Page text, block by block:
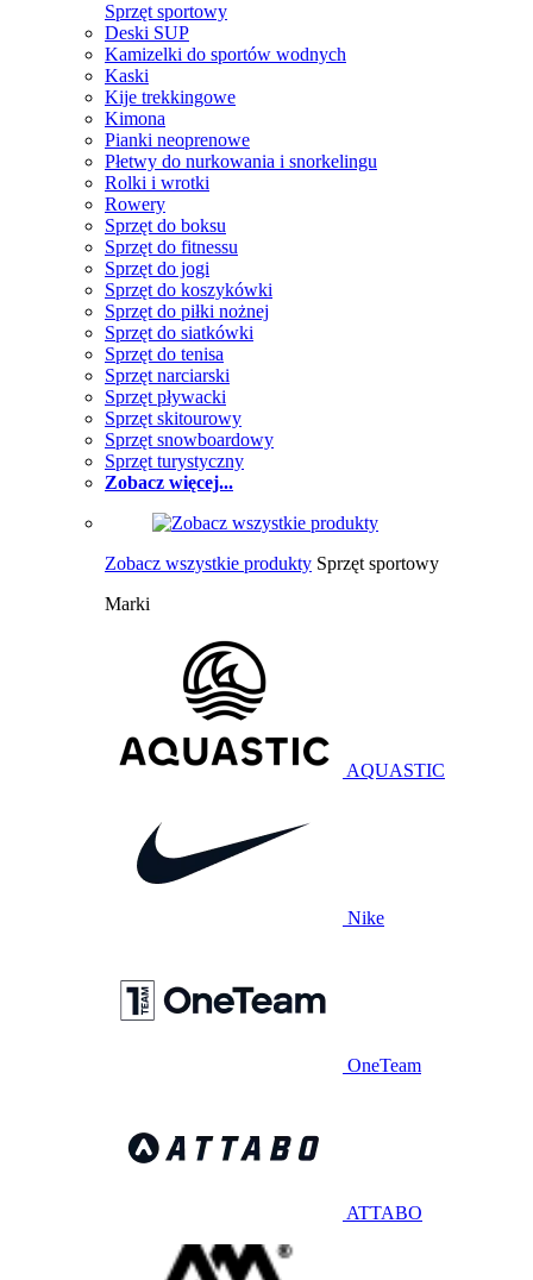
Sprzęt sportowy
Deski SUP
Kamizelki do sportów wodnych
Kaski
Kije trekkingowe
Kimona
Pianki neoprenowe
Płetwy do nurkowania i snorkelingu
Rolki i wrotki
Rowery
Sprzęt do boksu
Sprzęt do fitnessu
Sprzęt do jogi
Sprzęt do koszykówki
Sprzęt do piłki nożnej
Sprzęt do siatkówki
Sprzęt do tenisa
Sprzęt narciarski
Sprzęt pływacki
Sprzęt skitourowy
Sprzęt snowboardowy
Sprzęt turystyczny
Zobacz więcej...
Zobacz wszystkie produkty Sprzęt sportowy
Marki
AQUASTIC
Nike
OneTeam
ATTABO